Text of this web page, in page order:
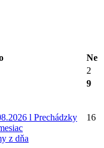
Ne
2
9
l Prechádzky
z dňa
16